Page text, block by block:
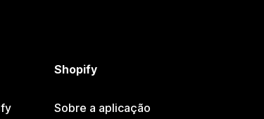
Shopify
Sobre a aplicação